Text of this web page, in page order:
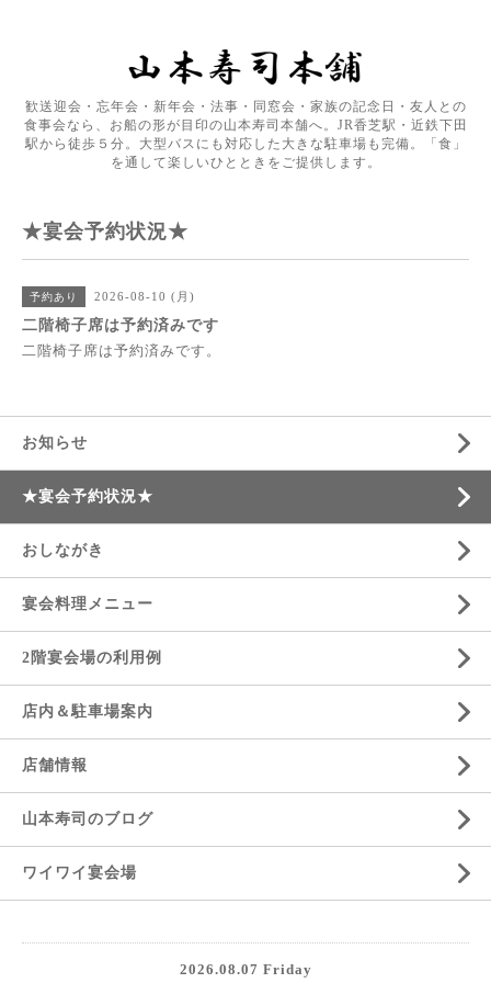
歓送迎会・忘年会・新年会・法事・同窓会・家族の記念日・友人との
食事会なら、お船の形が目印の山本寿司本舗へ。JR香芝駅・近鉄下田
駅から徒歩５分。大型バスにも対応した大きな駐車場も完備。「食」
を通して楽しいひとときをご提供します。
★宴会予約状況★
予約あり 2026-08-10 (月)
二階椅子席は予約済みです
二階椅子席は予約済みです。
お知らせ
★宴会予約状況★
おしながき
宴会料理メニュー
2階宴会場の利用例
店内＆駐車場案内
店舗情報
山本寿司のブログ
ワイワイ宴会場
2026.08.07 Friday